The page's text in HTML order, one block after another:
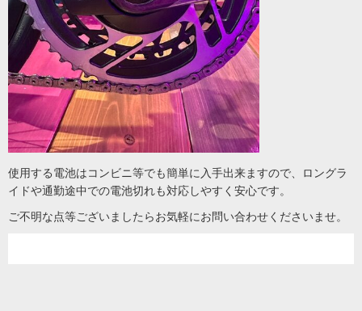
使用する電池はコンビニ等でも簡単に入手出来ますので、ロングラ
イドや通勤途中での電池切れも対応しやすく安心です。
ご不明な点等ございましたらお気軽にお問い合わせくださいませ。